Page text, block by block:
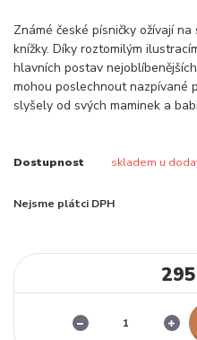
Známé české písničky ožívají
knížky. Díky roztomilým
hlavních postav
mohou poslechnout nazpívané
slyšely od svých maminek a
Dostupnost skladem u
Nejsme plátci DPH